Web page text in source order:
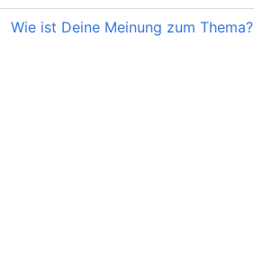
Wie ist Deine Meinung zum Thema?